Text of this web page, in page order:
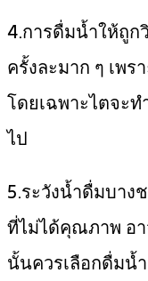
4.การดื่มน้ำให้ถูก
ครั้งละมาก ๆ เพ
โดยเฉพาะไตจะ
ไป
5.ระวังน้ำดื่มบา
ที่ไม่ได้คุณภาพ อ
นั้นควรเลือกดื่มน้